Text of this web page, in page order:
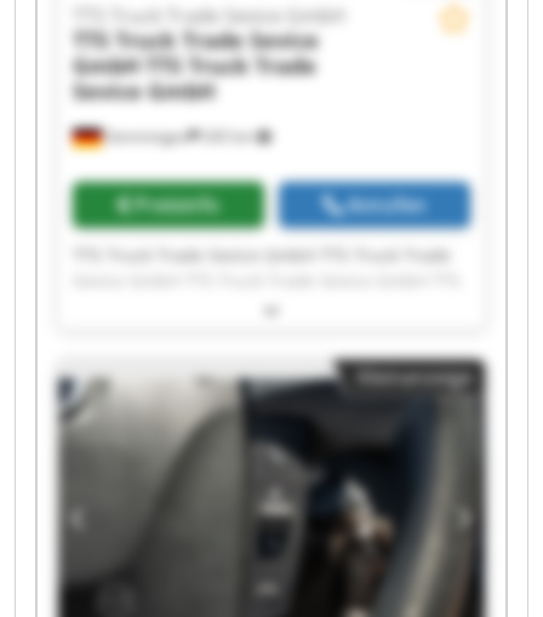
Gemmingen 265 km
TTS Truck Trade Sevice GmbH
TTS Truck Trade Sevice
GmbH TTS Truck Trade
Sevice GmbH
Preisinfo Anrufen
TTS Truck Trade Sevice GmbH TTS Truck Trade
Truck Trade Sevice GmbH TTS Truck Trade
Truck Trade Sevice GmbH TTS Truck Trade
Sevice GmbH TTS Truck Trade Sevice GmbH TTS
Truck Trade Sevice GmbH TTS Truck Trade
Sevice GmbH TTS Truck Trade Sevice GmbH TTS
Truck Trade Sevice GmbH TTS Truck Trade
Sevice GmbH TTS Truck Trade Sevice GmbH TTS
Truck Trade Sevice GmbH TTS Truck Trade
Sevice GmbH TTS Truck Trade Sevice GmbH TTS
Truck Trade Sevice GmbH TTS Truck Trade
Sevice GmbH
Kleinanzeige